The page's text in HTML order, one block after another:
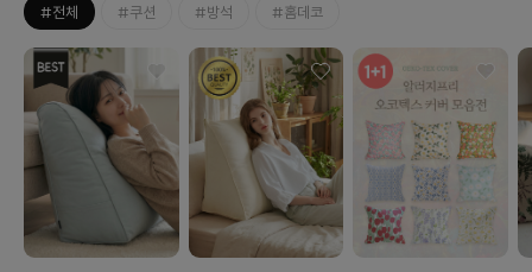
#전체 #쿠션 #방석 #홈데코